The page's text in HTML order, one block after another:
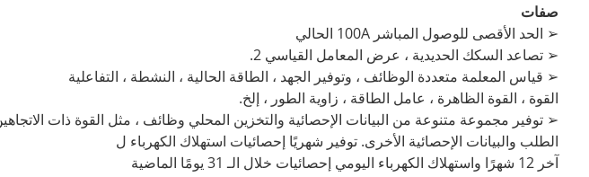
صفات
➢ الحد الأقصى للوصول المباشر 100A الحالي
➢ تصاعد السكك الحديدية ، عرض المعامل القياسي 2.
➢ قياس المعلمة متعددة الوظائف ، وتوفير الجهد ، الطاقة الحالية ، النشطة ، التفاعلية
القوة ، القوة الظاهرة ، عامل الطاقة ، زاوية الطور ، إلخ.
➢ توفير مجموعة متنوعة من البيانات الإحصائية والتخزين المحلي وظائف ، مثل القوة ذات
الطلب والبيانات الإحصائية الأخرى. توفير شهريًا إحصائيات استهلاك الكهرباء ل
آخر 12 شهرًا واستهلاك الكهرباء اليومي إحصائيات خلال الـ 31 يومًا الماضية